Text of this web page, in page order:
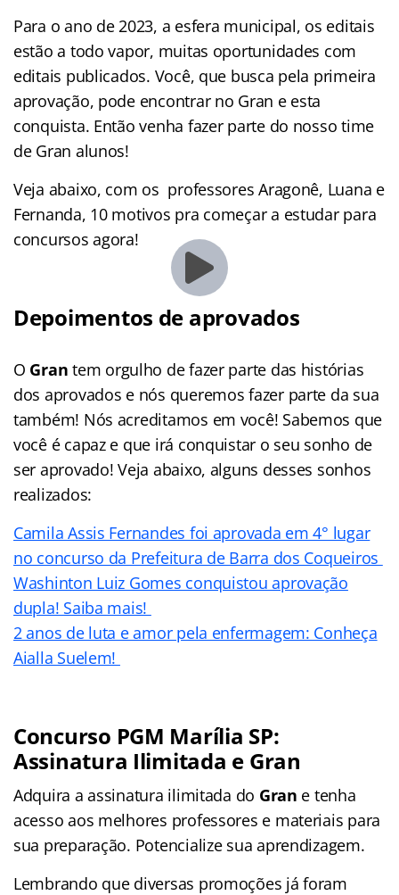
Para o ano de 2023, a esfera municipal, os editais
estão a todo vapor, muitas oportunidades com
editais publicados. Você, que busca pela primeira
aprovação, pode encontrar no Gran e esta
conquista. Então venha fazer parte do nosso time
de Gran alunos!
Veja abaixo, com os professores Aragonê, Luana e
Fernanda, 10 motivos pra começar a estudar para
concursos agora!
Depoimentos de aprovados
O Gran tem orgulho de fazer parte das histórias
dos aprovados e nós queremos fazer parte da sua
também! Nós acreditamos em você! Sabemos que
você é capaz e que irá conquistar o seu sonho de
ser aprovado! Veja abaixo, alguns desses sonhos
realizados:
Camila Assis Fernandes foi aprovada em 4° lugar
no concurso da Prefeitura de Barra dos Coqueiros
Washinton Luiz Gomes conquistou aprovação
dupla! Saiba mais!
2 anos de luta e amor pela enfermagem: Conheça
Aialla Suelem!
Concurso PGM Marília SP:
Assinatura Ilimitada e Gran
Adquira a assinatura ilimitada do Gran e tenha
acesso aos melhores professores e materiais para
sua preparação. Potencialize sua aprendizagem.
Lembrando que diversas promoções já foram